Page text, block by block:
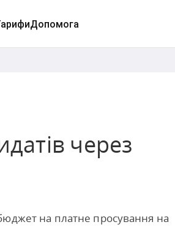
Допомога
через
на платне просування на